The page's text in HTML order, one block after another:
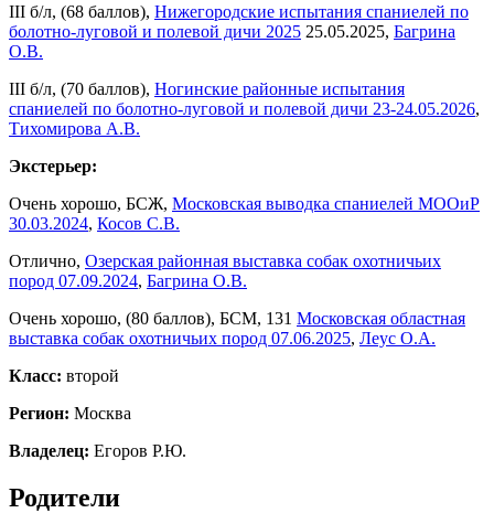
III б/л, (68 баллов), Нижегородские испытания спаниелей по
болотно-луговой и полевой дичи 2025 25.05.2025, Багрина
О.В.
III б/л, (70 баллов), Ногинские районные испытания
спаниелей по болотно-луговой и полевой дичи 23-24.05.2026,
Тихомирова А.В.
Экстерьер:
Очень хорошо, БСЖ, Московская выводка спаниелей МООиР
30.03.2024, Косов С.В.
Отлично, Озерская районная выставка собак охотничьих
пород 07.09.2024, Багрина О.В.
Очень хорошо, (80 баллов), БСМ, 131 Московская областная
выставка собак охотничьих пород 07.06.2025, Леус О.А.
Класс: второй
Регион: Москва
Владелец: Егоров Р.Ю.
Родители